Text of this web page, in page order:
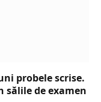
probele scrise.
sălile de examen